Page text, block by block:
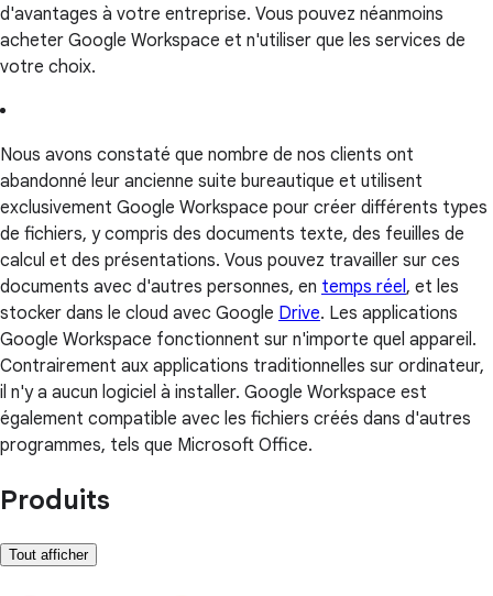
d'avantages à votre entreprise. Vous pouvez néanmoins
acheter Google Workspace et n'utiliser que les services de
votre choix.
Nous avons constaté que nombre de nos clients ont
abandonné leur ancienne suite bureautique et utilisent
exclusivement Google Workspace pour créer différents types
de fichiers, y compris des documents texte, des feuilles de
calcul et des présentations. Vous pouvez travailler sur ces
documents avec d'autres personnes, en temps réel , et les
stocker dans le cloud avec Google Drive. Les applications
Google Workspace fonctionnent sur n'importe quel appareil.
Contrairement aux applications traditionnelles sur ordinateur,
il n'y a aucun logiciel à installer. Google Workspace est
également compatible avec les fichiers créés dans d'autres
programmes, tels que Microsoft Office.
Produits
Tout afficher